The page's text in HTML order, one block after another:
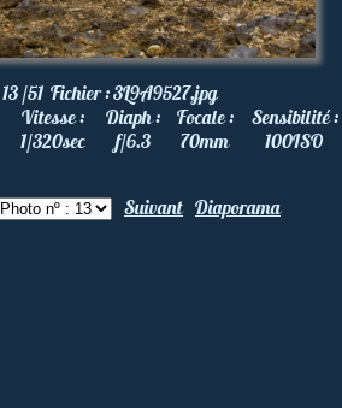
13 /51 Fichier :3L9A9527.jpg
Vitesse :
1/320sec
Diaph :
f/6.3
Focale :
70mm
Sensibilité :
100ISO
Suivant Diaporama